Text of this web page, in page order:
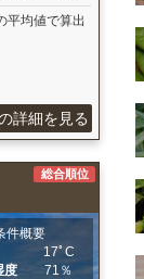
平均値で算出
詳細を見る
総合順位
件概要
17ﾟC
度
71％